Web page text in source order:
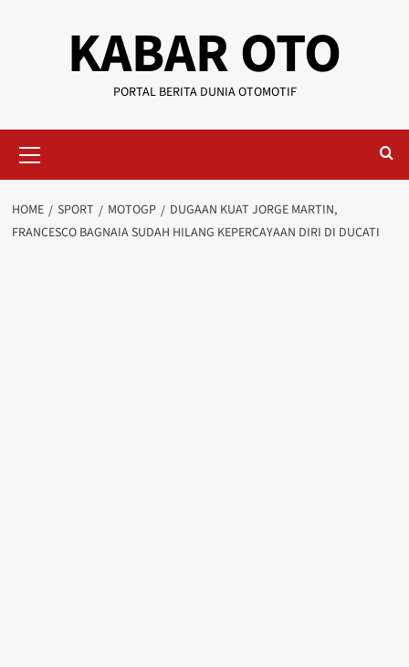
KABAR OTO
PORTAL BERITA DUNIA OTOMOTIF
HOME SPORT MOTOGP
DUGAAN KUAT JORGE MARTIN,
FRANCESCO BAGNAIA SUDAH HILANG KEPERCAYAAN DIRI DI DUCATI